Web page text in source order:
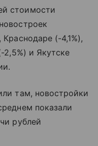
стоимости
(-4,1%),
2,5%) и Якутске
там, новостройки
показали
рублей